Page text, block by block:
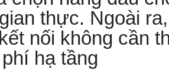
thực. Ngoài
nối không cần
hạ tầng